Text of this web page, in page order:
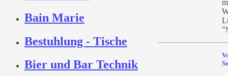
Bain Marie
Bestuhlung - Tische
Bier und Bar Technik